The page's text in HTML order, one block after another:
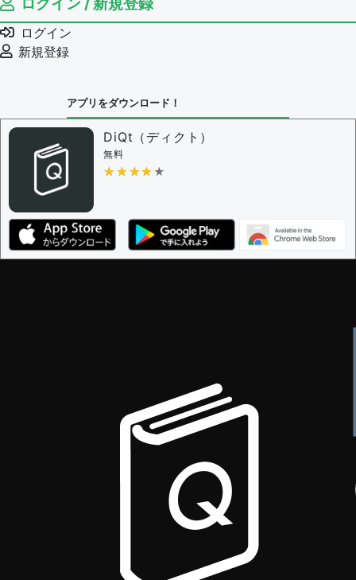
ログイン
新規登録
アプリをダウンロード！
DiQt（ディクト）
無料
★★★★★
★★★★★